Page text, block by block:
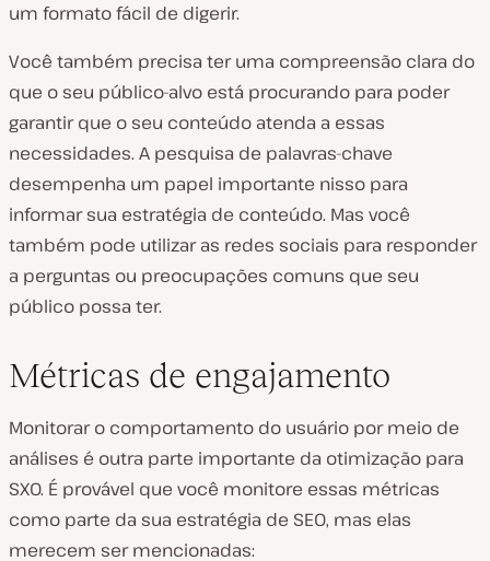
um formato fácil de digerir.
Você também precisa ter uma compreensão clara do
que o seu público-alvo está procurando para poder
garantir que o seu conteúdo atenda a essas
necessidades. A pesquisa de palavras-chave
desempenha um papel importante nisso para
informar sua estratégia de conteúdo. Mas você
também pode utilizar as redes sociais para responder
a perguntas ou preocupações comuns que seu
público possa ter.
Métricas de engajamento
Monitorar o comportamento do usuário por meio de
análises é outra parte importante da otimização para
SXO. É provável que você monitore essas métricas
como parte da sua estratégia de SEO, mas elas
merecem ser mencionadas: